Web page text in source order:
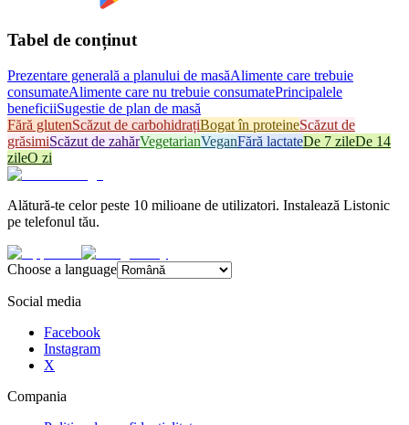
Tabel de conținut
Prezentare generală a planului de masăAlimente care trebuie
consumateAlimente care nu trebuie consumatePrincipalele
beneficiiSugestie de plan de masă
Fără glutenScăzut de carbohidrațiBogat în proteineScăzut de
grăsimiScăzut de zahărVegetarianVeganFără lactateDe 7 zileDe 14
zileO zi
Alătură-te celor peste 10 milioane de utilizatori. Instalează Listonic
pe telefonul tău.
Choose a language
Social media
Facebook
Instagram
X
Compania